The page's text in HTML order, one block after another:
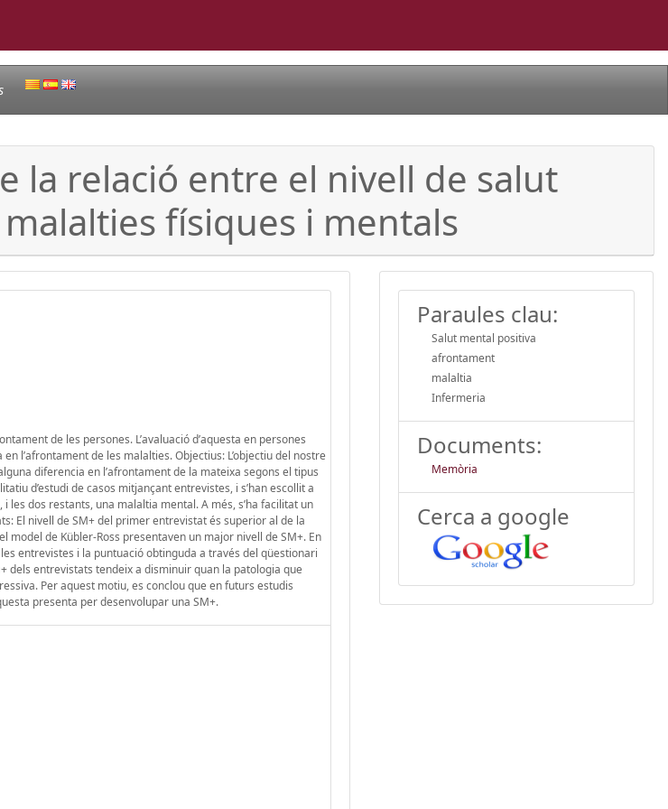
la relació entre el nivell de salut
físiques i mentals
de les persones. L’avaluació d’aquesta en persones
l’afrontament de les malalties. Objectius: L’objectiu del nostre
diferencia en l’afrontament de la mateixa segons el tipus
d’estudi de casos mitjançant entrevistes, i s’han escollit a
dos restants, una malaltia mental. A més, s’ha facilitat un
El nivell de SM+ del primer entrevistat és superior al de la
model de Kübler-Ross presentaven un major nivell de SM+. En
entrevistes i la puntuació obtinguda a través del qüestionari
dels entrevistats tendeix a disminuir quan la patologia que
Per aquest motiu, es conclou que en futurs estudis
presenta per desenvolupar una SM+.
Paraules clau:
Salut mental positiva
afrontament
malaltia
Infermeria
Documents:
Memòria
Cerca a google